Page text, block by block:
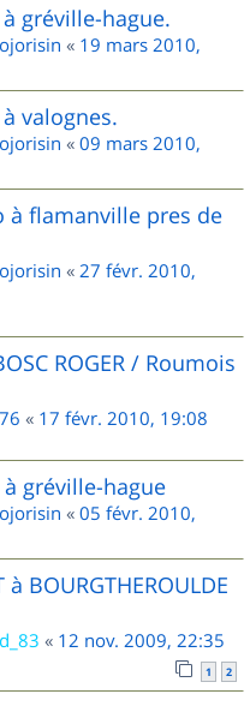
gréville-hague.
« 19 mars 2010,
valognes.
« 09 mars 2010,
à flamanville pres de
« 27 févr. 2010,
ROGER / Roumois
« 17 févr. 2010, 19:08
gréville-hague
« 05 févr. 2010,
BOURGTHEROULDE
« 12 nov. 2009, 22:35
1 2